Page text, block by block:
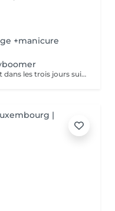
+manicure
Les ongles sont réparés gratuitement dans les trois jours suivant le service ! A partir du quatrième jour la prestation est payante.